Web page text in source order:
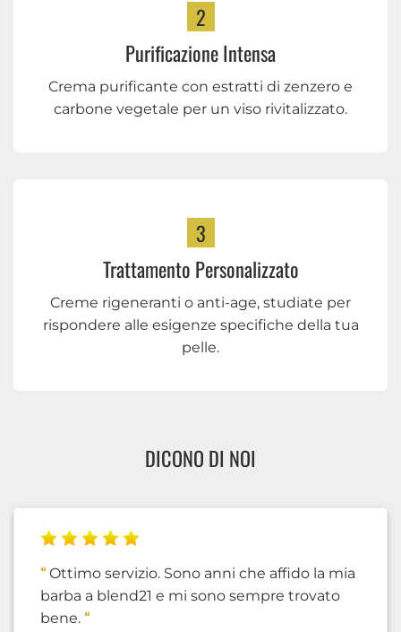
2
Purificazione Intensa
Crema purificante con estratti di zenzero e
carbone vegetale per un viso rivitalizzato.
3
Trattamento Personalizzato
Creme rigeneranti o anti-age, studiate per
rispondere alle esigenze specifiche della tua
pelle.
DICONO DI NOI
“ Ottimo servizio. Sono anni che affido la mia
barba a blend21 e mi sono sempre trovato
bene. “